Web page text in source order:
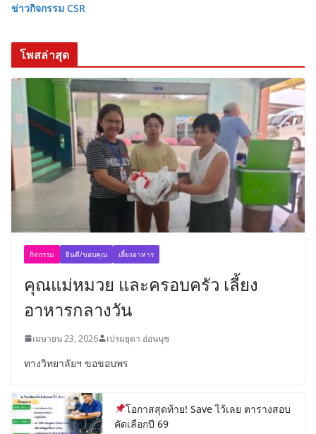
ข่าวกิจกรรม CSR
โพสล่าสุด
กิจกรรม ยินดี/ขอบคุณ เลี้ยงอาหาร
คุณแม่หมวย และครอบครัว เลี้ยง
อาหารกลางวัน
เมษายน 23, 2026 เปรมยุดา อ่อนนุช
ทางวิทยาลัยฯ ขอขอบพร
โอกาสสุดท้าย! Save ไว้เลย ตารางสอบ
คัดเลือกปี 69